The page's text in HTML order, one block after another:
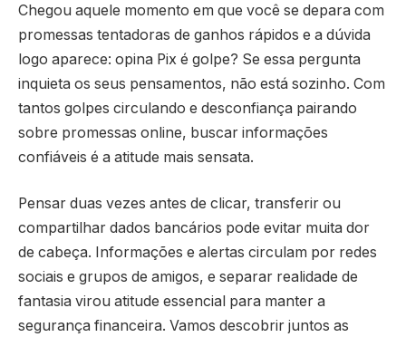
Chegou aquele momento em que você se depara com
promessas tentadoras de ganhos rápidos e a dúvida
logo aparece: opina Pix é golpe? Se essa pergunta
inquieta os seus pensamentos, não está sozinho. Com
tantos golpes circulando e desconfiança pairando
sobre promessas online, buscar informações
confiáveis é a atitude mais sensata.
Pensar duas vezes antes de clicar, transferir ou
compartilhar dados bancários pode evitar muita dor
de cabeça. Informações e alertas circulam por redes
sociais e grupos de amigos, e separar realidade de
fantasia virou atitude essencial para manter a
segurança financeira. Vamos descobrir juntos as